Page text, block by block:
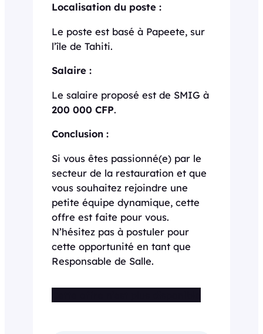
Localisation du poste :
Le poste est basé à Papeete, sur
l’île de Tahiti.
Salaire :
Le salaire proposé est de SMIG à
200 000 CFP.
Conclusion :
Si vous êtes passionné(e) par le
secteur de la restauration et que
vous souhaitez rejoindre une
petite équipe dynamique, cette
offre est faite pour vous.
N’hésitez pas à postuler pour
cette opportunité en tant que
Responsable de Salle.